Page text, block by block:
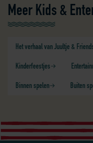
Meer Kids &
Het verhaal van Juultje &
Kinderfeestjes
Binnen spelen Buiten